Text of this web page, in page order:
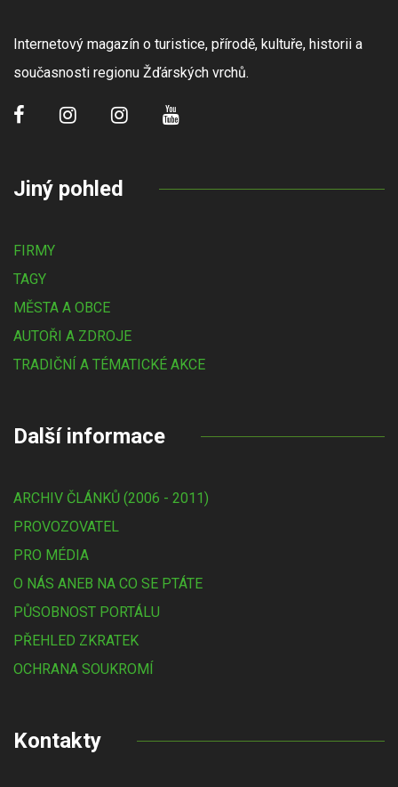
Internetový magazín o turistice, přírodě, kultuře, historii a
současnosti regionu Žďárských vrchů.
Jiný pohled
FIRMY
TAGY
MĚSTA A OBCE
AUTOŘI A ZDROJE
TRADIČNÍ A TÉMATICKÉ AKCE
Další informace
ARCHIV ČLÁNKŮ (2006 - 2011)
PROVOZOVATEL
PRO MÉDIA
O NÁS ANEB NA CO SE PTÁTE
PŮSOBNOST PORTÁLU
PŘEHLED ZKRATEK
OCHRANA SOUKROMÍ
Kontakty